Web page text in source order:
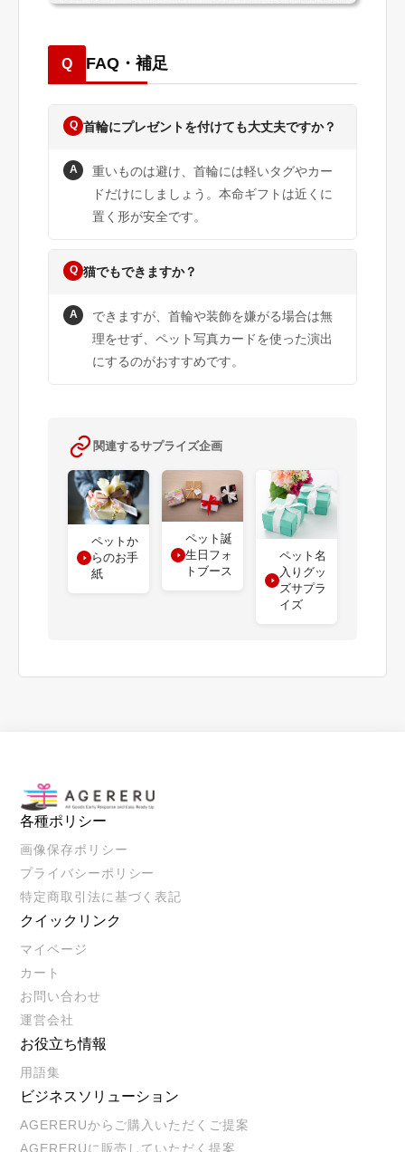
Q FAQ・補足
Q 首輪にプレゼントを付けても大丈夫ですか？
A
重いものは避け、首輪には軽いタグやカー
ドだけにしましょう。本命ギフトは近くに
置く形が安全です。
Q 猫でもできますか？
A
できますが、首輪や装飾を嫌がる場合は無
理をせず、ペット写真カードを使った演出
にするのがおすすめです。
関連するサプライズ企画
ペットか
らのお手
紙
ペット誕
生日フォ
トブース
ペット名
入りグッ
ズサプラ
イズ
各種ポリシー
画像保存ポリシー
プライバシーポリシー
特定商取引法に基づく表記
クイックリンク
マイページ
カート
お問い合わせ
運営会社
お役立ち情報
用語集
ビジネスソリューション
AGERERUからご購入いただくご提案
AGERERUに販売していただく提案